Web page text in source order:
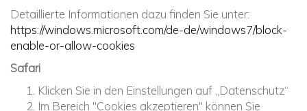
Detaillierte Informationen dazu finden Sie unter:
https://windows.microsoft.com/de-de/windows7/block-
enable-or-allow-cookies
Safari
Klicken Sie in den Einstellungen auf „Datenschutz“
Im Bereich "Cookies akzeptieren" können Sie